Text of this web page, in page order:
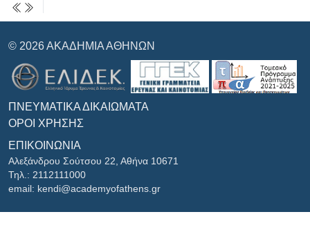
© 2026 ΑΚΑΔΗΜΊΑ ΑΘΗΝΏΝ
ΠΝΕΥΜΑΤΙΚΆ ΔΙΚΑΙΏΜΑΤΑ
ΌΡΟΙ ΧΡΉΣΗΣ
ΕΠΙΚΟΙΝΩΝΊΑ
Αλεξάνδρου Σούτσου 22, Αθήνα 10671
Τηλ.: 2112111000
email: kendi@academyofathens.gr